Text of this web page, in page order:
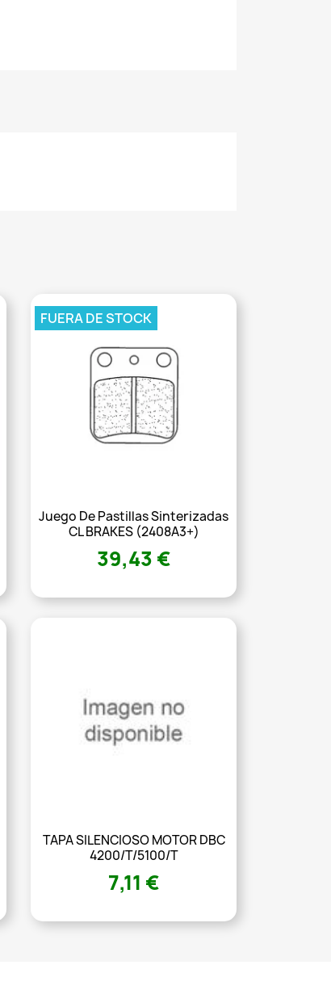
Juego De Pastillas Sinterizadas
CL BRAKES (2408A3+)
39,43 €
FUERA DE STOCK
TAPA SILENCIOSO MOTOR DBC
4200/T/5100/T
7,11 €